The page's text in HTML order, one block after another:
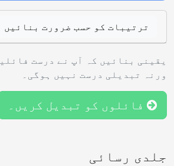
ترتیبات کو حسب ضرورت بنائیں
یقینی بنائیں کہ آپ نے درست
ورنہ تبدیلی درست نہیں ہوگی۔
فائلوں کو تبدیل کریں۔
جلدی رسائی